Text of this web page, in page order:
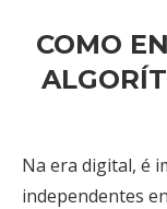
COMO
Na era digital, é
independentes